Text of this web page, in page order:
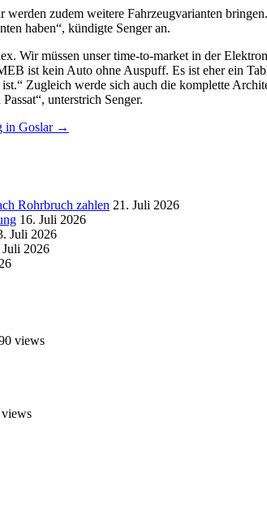
zudem weitere Fahrzeugvarianten
haben“, kündigte Senger an.
Wir müssen unser time-to-market in der
ist kein Auto ohne Auspuff. Es ist eher ein
Zugleich werde sich auch die komplette
unterstrich Senger.
in Goslar →
Rohrbruch zahlen 21. Juli 2026
16. Juli 2026
Juli 2026
Juli 2026
views